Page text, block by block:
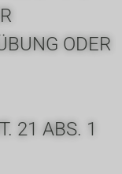
ODER
21 ABS. 1